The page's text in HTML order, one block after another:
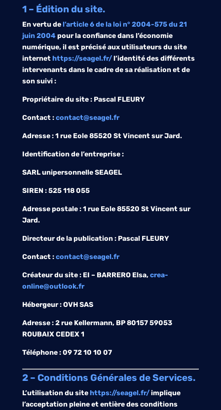
1 – Édition du site.
En vertu del’article 6 de la loi n° 2004-575 du 21
juin 2004 pour la confiance dans l’économie
numérique, il est précisé aux utilisateurs du site
internethttps://seagel.fr/l’identité des différents
intervenants dans le cadre de sa réalisation et de
son suivi :
Propriétaire du site : Pascal FLEURY
Contact :contact@seagel.fr
Adresse : 1 rue Eole 85520 St Vincent sur Jard.
Identification de l’entreprise :
SARL unipersonnelle SEAGEL
SIREN : 525 118 055
Adresse postale : 1 rue Eole 85520 St Vincent sur
Jard.
Directeur de la publication : Pascal FLEURY
Contact :contact@seagel.fr
Créateur du site :EI – BARRERO Elsa,crea-
online@outlook.fr
Hébergeur :OVH SAS
Adresse : 2 rue Kellermann, BP 80157 59053
ROUBAIX CEDEX 1
Téléphone : 09 72 10 10 07
2 – Conditions Générales de Services.
L’utilisation du sitehttps://seagel.fr/implique
l’acceptation pleine et entière des conditions